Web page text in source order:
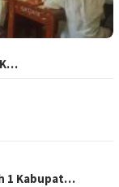
K…
1 Kabupat…